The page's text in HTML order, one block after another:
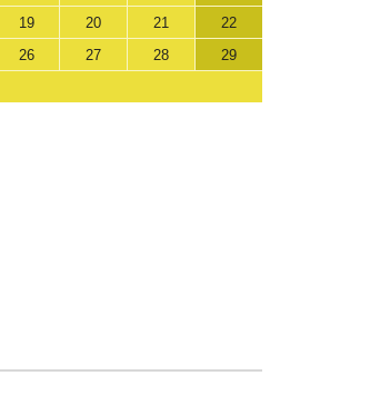
19 20 21
22
26 27 28
29